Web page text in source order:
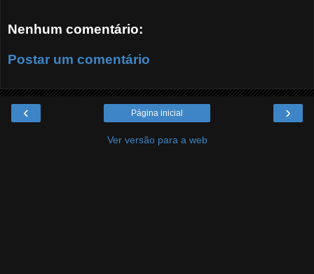
Nenhum comentário:
Postar um comentário
‹ ›
Página inicial
Ver versão para a web